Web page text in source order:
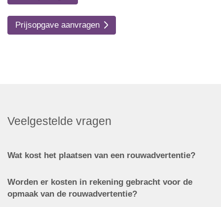
Prijsopgave aanvragen
Veelgestelde vragen
Wat kost het plaatsen van een rouwadvertentie?
Worden er kosten in rekening gebracht voor de
opmaak van de rouwadvertentie?